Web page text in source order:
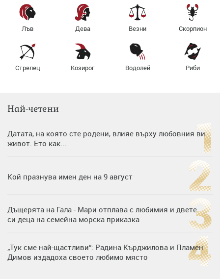
Лъв Дева Везни Скорпион
Стрелец Козирог Водолей Риби
Най-четени
Датата, на която сте родени, влияе върху любовния ви
живот. Ето как...
Кой празнува имен ден на 9 август
Дъщерята на Гала - Мари отплава с любимия и двете
си деца на семейна морска приказка
„Тук сме най-щастливи“: Радина Кърджилова и Пламен
Димов издадоха своето любимо място